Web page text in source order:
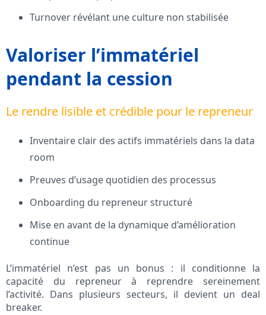
Turnover révélant une culture non stabilisée
Valoriser l’immatériel
pendant la cession
Le rendre lisible et crédible pour le repreneur
Inventaire clair des actifs immatériels dans la data
room
Preuves d’usage quotidien des processus
Onboarding du repreneur structuré
Mise en avant de la dynamique d’amélioration
continue
L’immatériel n’est pas un bonus : il conditionne la
capacité du repreneur à reprendre sereinement
l’activité. Dans plusieurs secteurs, il devient un deal
breaker.